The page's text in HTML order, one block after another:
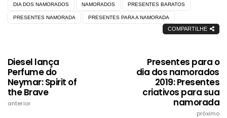
DIA DOS NAMORADOS NAMORADOS PRESENTES BARATOS
PRESENTES NAMORADA PRESENTES PARA A NAMORADA
COMPARTILHE
Diesel lança
Perfume do
Neymar: Spirit of
the Brave
anterior
Presentes para o
dia dos namorados
2019: Presentes
criativos para sua
namorada
próximo